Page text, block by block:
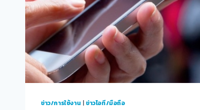
ข่าว/การใช้งาน | ข่าวไอที/มือถือ